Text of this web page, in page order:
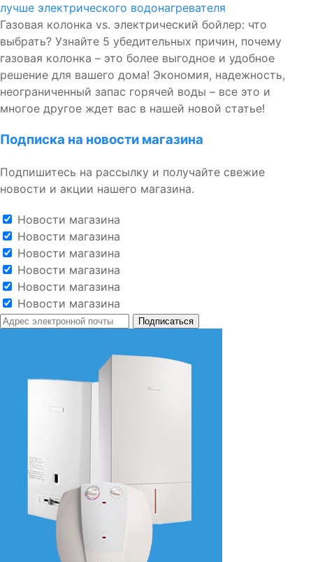
лучше электрического водонагревателя
Газовая колонка vs. электрический бойлер: что
выбрать? Узнайте 5 убедительных причин, почему
газовая колонка – это более выгодное и удобное
решение для вашего дома! Экономия, надежность,
неограниченный запас горячей воды – все это и
многое другое ждет вас в нашей новой статье!
Подписка на новости магазина
Подпишитесь на рассылку и получайте свежие
новости и акции нашего магазина.
Новости магазина
Новости магазина
Новости магазина
Новости магазина
Новости магазина
Новости магазина